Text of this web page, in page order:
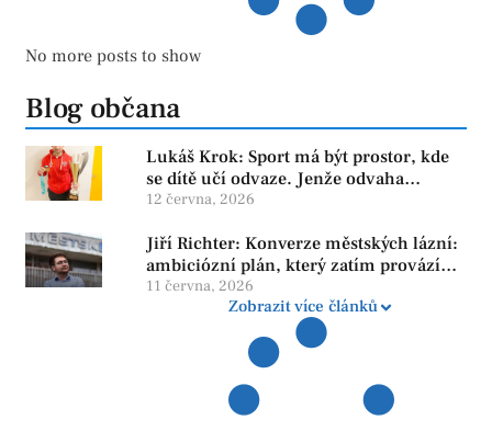
No more posts to show
Blog občana
Lukáš Krok: Sport má být prostor, kde
se dítě učí odvaze. Jenže odvaha
neroste tam, kde se bojí udělat chybu.
12 června, 2026
Jiří Richter: Konverze městských lázní:
ambiciózní plán, který zatím provází
více otazníků než jistot
11 června, 2026
Zobrazit více článků